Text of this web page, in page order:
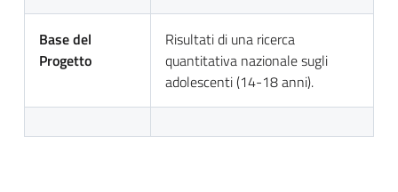
Base del
Progetto
Risultati di una ricerca
quantitativa nazionale sugli
adolescenti (14-18 anni).